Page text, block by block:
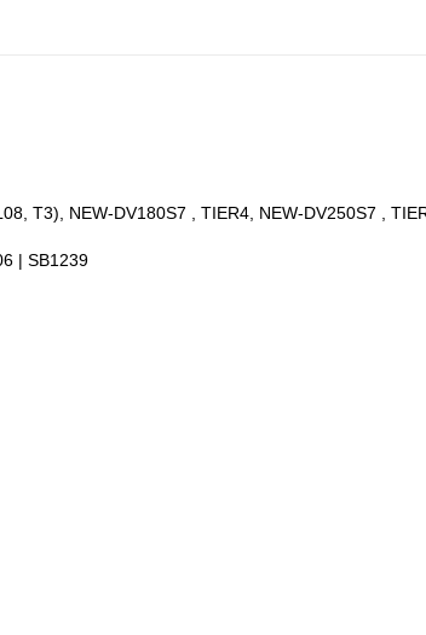
T3), NEW-DV180S7 , TIER4, NEW-DV250S7 ,
| SB1239